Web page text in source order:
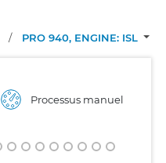
/ PRO 940, ENGINE: ISL
Processus manuel